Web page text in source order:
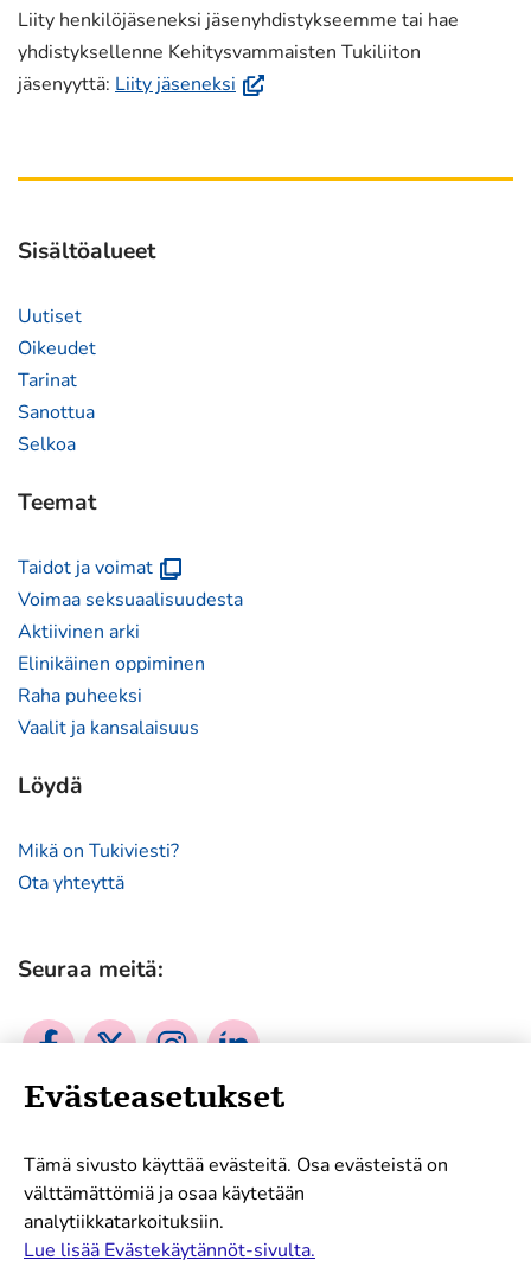
ikkunaan,
siirryt
Liity henkilöjäseneksi jäsenyhdistykseemme tai hae
yhdistyksellenne Kehitysvammaisten Tukiliiton
jäsenyyttä: Liity jäseneksi (avautuu
siirryt
Sisältöalueet
Uutiset
Oikeudet
Tarinat
Sanottua
Selkoa
Teemat
Taidot ja voimat(avautuu
uuteen
Voimaa seksuaalisuudesta
Aktiivinen arki
Elinikäinen oppiminen
Raha puheeksi
Vaalit ja kansalaisuus
Löydä
Mikä on Tukiviesti?
Ota yhteyttä
Seuraa meitä:
Sosiaalinen
facebook
Sosiaalinen
twitter
Sosiaalinen
instagram
Sosiaalinen
linkedin
Evästeasetukset
Tämä sivusto käyttää evästeitä. Osa evästeistä on
välttämättömiä ja osaa käytetään
analytiikkatarkoituksiin.
Lue lisää Evästekäytännöt-sivulta.